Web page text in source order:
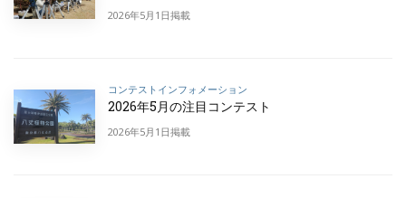
2026年5月1日掲載
コンテストインフォメーション
2026年5月の注目コンテスト
2026年5月1日掲載